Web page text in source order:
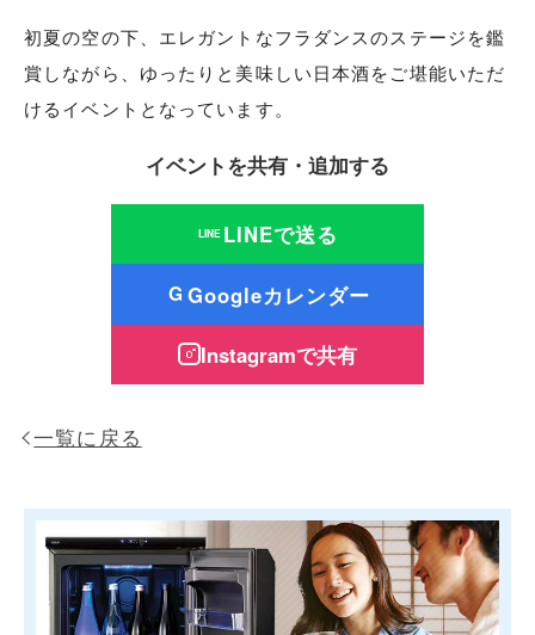
初夏の空の下、エレガントなフラダンスのステージを鑑
賞しながら、ゆったりと美味しい日本酒をご堪能いただ
けるイベントとなっています。
イベントを共有・追加する
LINE LINEで送る
G Googleカレンダー
Instagramで共有
一覧に戻る